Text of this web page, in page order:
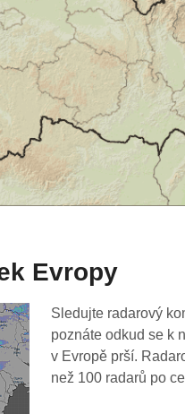
Evropy
Sledujte radarový
poznáte odkud se k
v Evropě prší.
než 100 radarů po